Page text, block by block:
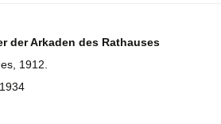
der Arkaden des Rathauses
1912.